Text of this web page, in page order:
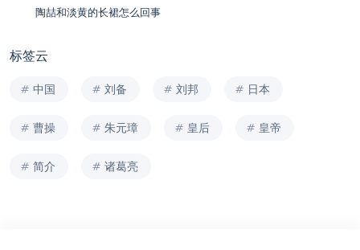
陶喆和淡黄的长裙怎么回事
标签云
中国 刘备 刘邦 日本
曹操 朱元璋 皇后 皇帝
简介 诸葛亮